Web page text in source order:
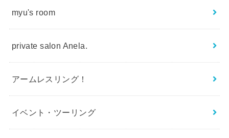
myu's room
private salon Anela.
アームレスリング！
イベント・ツーリング